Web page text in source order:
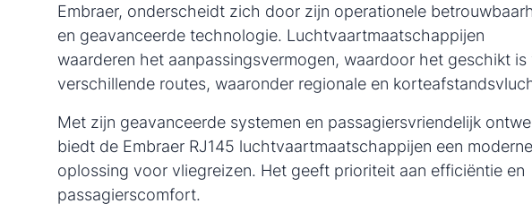
Embraer, onderscheidt zich door zijn operationele
en geavanceerde technologie. Luchtvaartmaatschappijen
waarderen het aanpassingsvermogen, waardoor het geschikt is
verschillende routes, waaronder regionale en
Met zijn geavanceerde systemen en passagiersvriendelijk
biedt de Embraer RJ145 luchtvaartmaatschappijen een moderne
oplossing voor vliegreizen. Het geeft prioriteit aan efficiëntie en
passagierscomfort.